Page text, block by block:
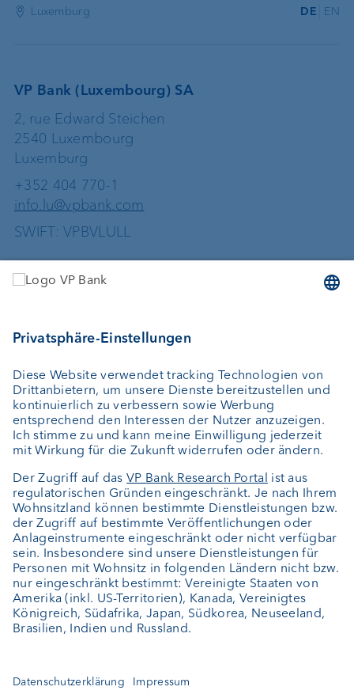
Luxemburg DE EN
VP Bank (Luxembourg) SA
2, rue Edward Steichen
2540 Luxembourg
Luxemburg
+352 404 770-1
info.lu@vpbank.com
SWIFT: VPBVLULL
Dienstleistungen
Vermögensverwaltung
Vermögensplanung
Depotbank
Externer Vermögensverwalter
Private Label Fonds
Investment Consulting
Über uns
Portrait
Jobs
News
Kundenfeedback
Kontakt
Geschäftsbericht
Cookie-Einstellungen